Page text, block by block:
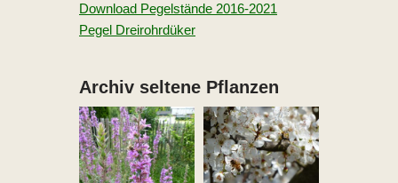
Download Pegelstände 2016-2021
Pegel Dreirohrdüker
Archiv seltene Pflanzen